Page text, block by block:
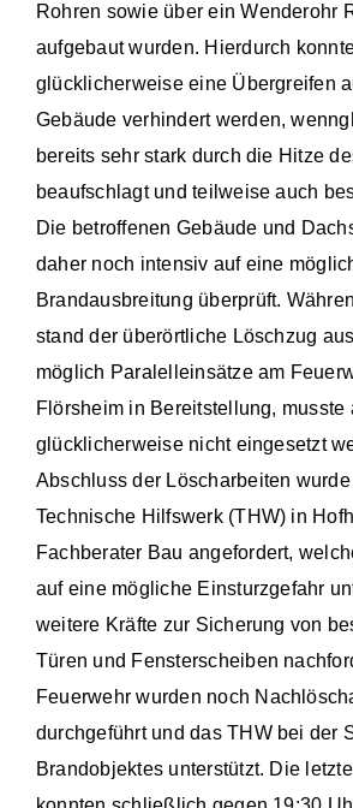
Rohren sowie über ein Wenderohr
aufgebaut wurden. Hierdurch
glücklicherweise eine Übergreifen
Gebäude verhindert werden,
bereits sehr stark durch die Hitze
beaufschlagt und teilweise auch
Die betroffenen Gebäude und
daher noch intensiv auf eine
Brandausbreitung überprüft.
stand der überörtliche Löschzug
möglich Paralelleinsätze am
Flörsheim in Bereitstellung, musste
glücklicherweise nicht eingesetzt
Abschluss der Löscharbeiten
Technische Hilfswerk (THW) in
Fachberater Bau angefordert,
auf eine mögliche Einsturzgefahr
weitere Kräfte zur Sicherung von
Türen und Fensterscheiben
Feuerwehr wurden noch
durchgeführt und das THW bei der
Brandobjektes unterstützt. Die